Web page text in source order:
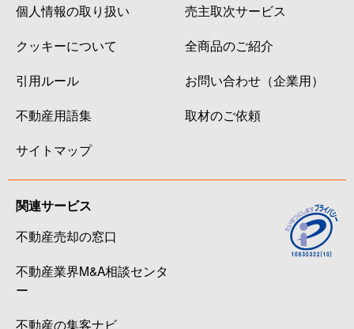
個人情報の取り扱い
クッキーについて
引用ルール
不動産用語集
サイトマップ
売主取次サービス
全商品のご紹介
お問い合わせ（企業用）
取材のご依頼
関連サービス
不動産売却の窓口
不動産業界M&A相談センタ
ー
不動産の集客ナビ